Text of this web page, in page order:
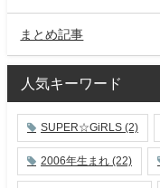
まとめ記事
人気キーワード
SUPER☆GiRLS (2)
2006年生まれ (22)